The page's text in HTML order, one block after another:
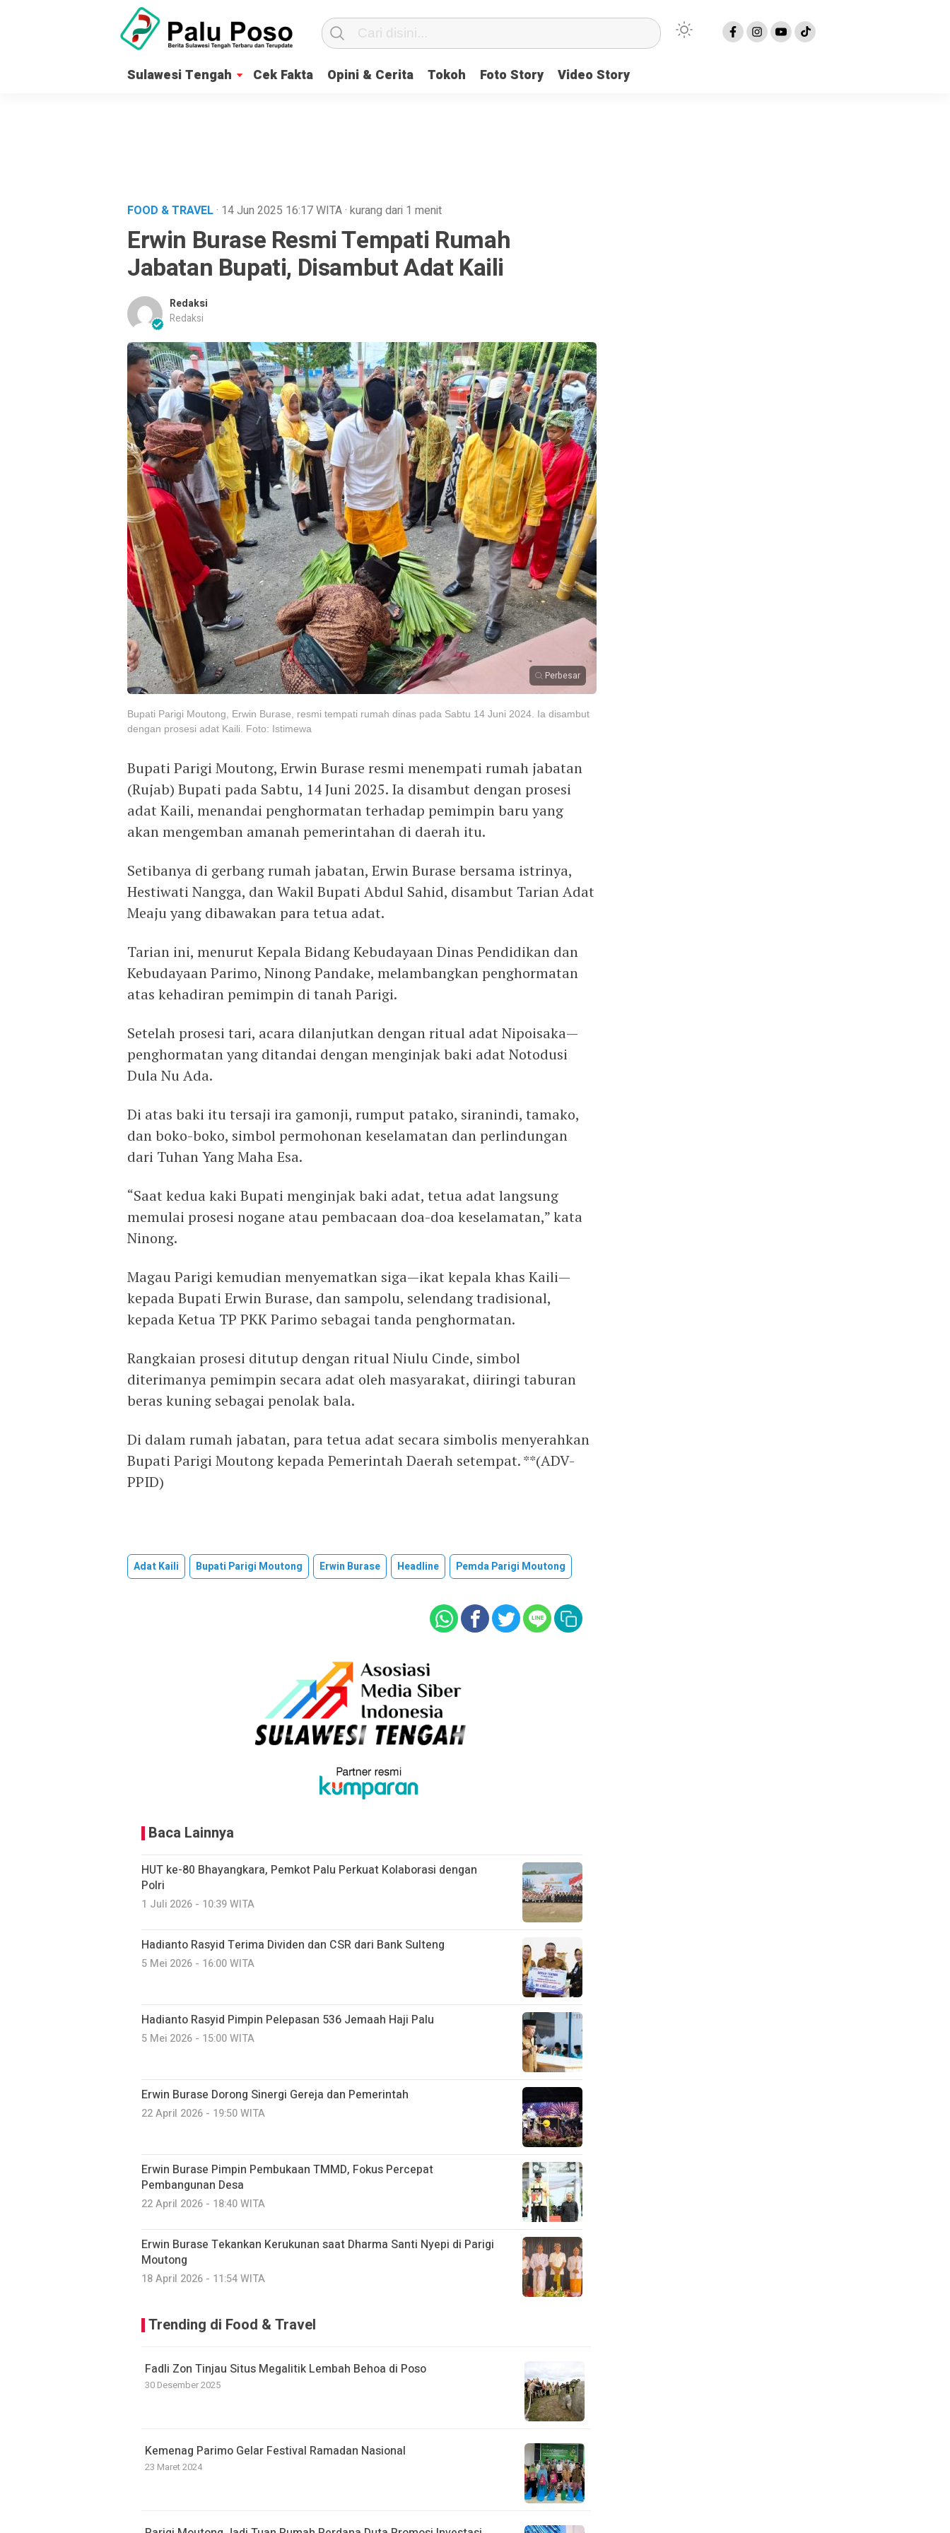
Sulawesi Tengah Cek Fakta Opini & Cerita Tokoh Foto Story Video Story
FOOD & TRAVEL· 14 Jun 2025 16:17WITA· kurang dari 1 menit
Erwin Burase Resmi Tempati Rumah
Jabatan Bupati, Disambut Adat Kaili
Redaksi
Redaksi
Perbesar
Bupati Parigi Moutong, Erwin Burase, resmi tempati rumah dinas pada Sabtu 14 Juni 2024. Ia disambut
dengan prosesi adat Kaili. Foto: Istimewa
Bupati Parigi Moutong, Erwin Burase resmi menempati rumah jabatan
(Rujab) Bupati pada Sabtu, 14 Juni 2025. Ia disambut dengan prosesi
adat Kaili, menandai penghormatan terhadap pemimpin baru yang
akan mengemban amanah pemerintahan di daerah itu.
Setibanya di gerbang rumah jabatan, Erwin Burase bersama istrinya,
Hestiwati Nangga, dan Wakil Bupati Abdul Sahid, disambut Tarian Adat
Meaju yang dibawakan para tetua adat.
Tarian ini, menurut Kepala Bidang Kebudayaan Dinas Pendidikan dan
Kebudayaan Parimo, Ninong Pandake, melambangkan penghormatan
atas kehadiran pemimpin di tanah Parigi.
Setelah prosesi tari, acara dilanjutkan dengan ritual adat Nipoisaka—
penghormatan yang ditandai dengan menginjak baki adat Notodusi
Dula Nu Ada.
Di atas baki itu tersaji ira gamonji, rumput patako, siranindi, tamako,
dan boko-boko, simbol permohonan keselamatan dan perlindungan
dari Tuhan Yang Maha Esa.
“Saat kedua kaki Bupati menginjak baki adat, tetua adat langsung
memulai prosesi nogane atau pembacaan doa-doa keselamatan,” kata
Ninong.
Magau Parigi kemudian menyematkan siga—ikat kepala khas Kaili—
kepada Bupati Erwin Burase, dan sampolu, selendang tradisional,
kepada Ketua TP PKK Parimo sebagai tanda penghormatan.
Rangkaian prosesi ditutup dengan ritual Niulu Cinde, simbol
diterimanya pemimpin secara adat oleh masyarakat, diiringi taburan
beras kuning sebagai penolak bala.
Di dalam rumah jabatan, para tetua adat secara simbolis menyerahkan
Bupati Parigi Moutong kepada Pemerintah Daerah setempat. **(ADV-
PPID)
Adat Kaili Bupati Parigi Moutong Erwin Burase Headline Pemda Parigi Moutong
Baca Lainnya
HUT ke-80 Bhayangkara, Pemkot Palu Perkuat Kolaborasi dengan
Polri
1 Juli 2026 - 10:39 WITA
Hadianto Rasyid Terima Dividen dan CSR dari Bank Sulteng
5 Mei 2026 - 16:00 WITA
Hadianto Rasyid Pimpin Pelepasan 536 Jemaah Haji Palu
5 Mei 2026 - 15:00 WITA
Erwin Burase Dorong Sinergi Gereja dan Pemerintah
22 April 2026 - 19:50 WITA
Erwin Burase Pimpin Pembukaan TMMD, Fokus Percepat
Pembangunan Desa
22 April 2026 - 18:40 WITA
Erwin Burase Tekankan Kerukunan saat Dharma Santi Nyepi di Parigi
Moutong
18 April 2026 - 11:54 WITA
Trending di Food & Travel
Fadli Zon Tinjau Situs Megalitik Lembah Behoa di Poso
30 Desember 2025
Kemenag Parimo Gelar Festival Ramadan Nasional
23 Maret 2024